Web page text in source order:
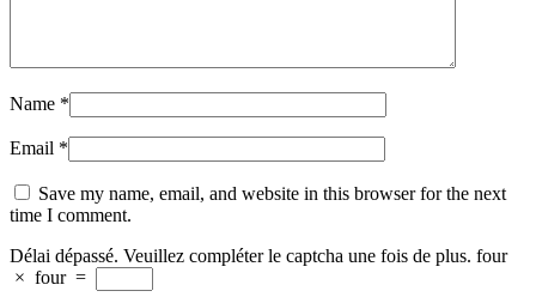
Name *
Email *
Save my name, email, and website in this browser for the next
time I comment.
Délai dépassé. Veuillez compléter le captcha une fois de plus. four
× four =